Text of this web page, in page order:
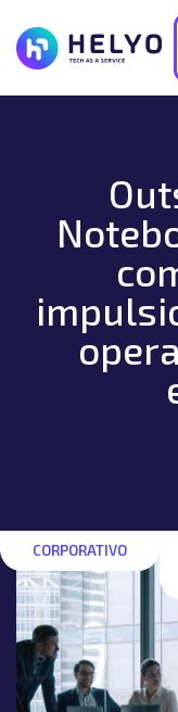
Quem Somos
Carreiras
CORPORATIVO